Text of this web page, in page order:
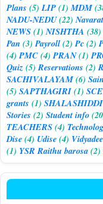
Plans (5) LIP(1) MDM
NADU-NEDU(22)
NEWS(1) NISHTHA (38)
Pan (3) Payroll(2) Pc(2)
(4) PMC(4) PRAN(1)
Quiz(5) Reservations (2)
SACHIVALAYAM(6)
(5) SAPTHAGIRI(1)
grants (1) SHALASHIDDI
Stories (2) Student info
TEACHERS(4)
Dise(4) Udise(4)
(1) YSR Raithu barosa(2)